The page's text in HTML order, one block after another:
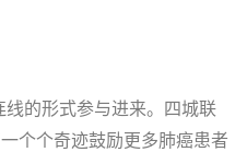
的形式参与进来。四城联
个个奇迹鼓励更多肺癌患者